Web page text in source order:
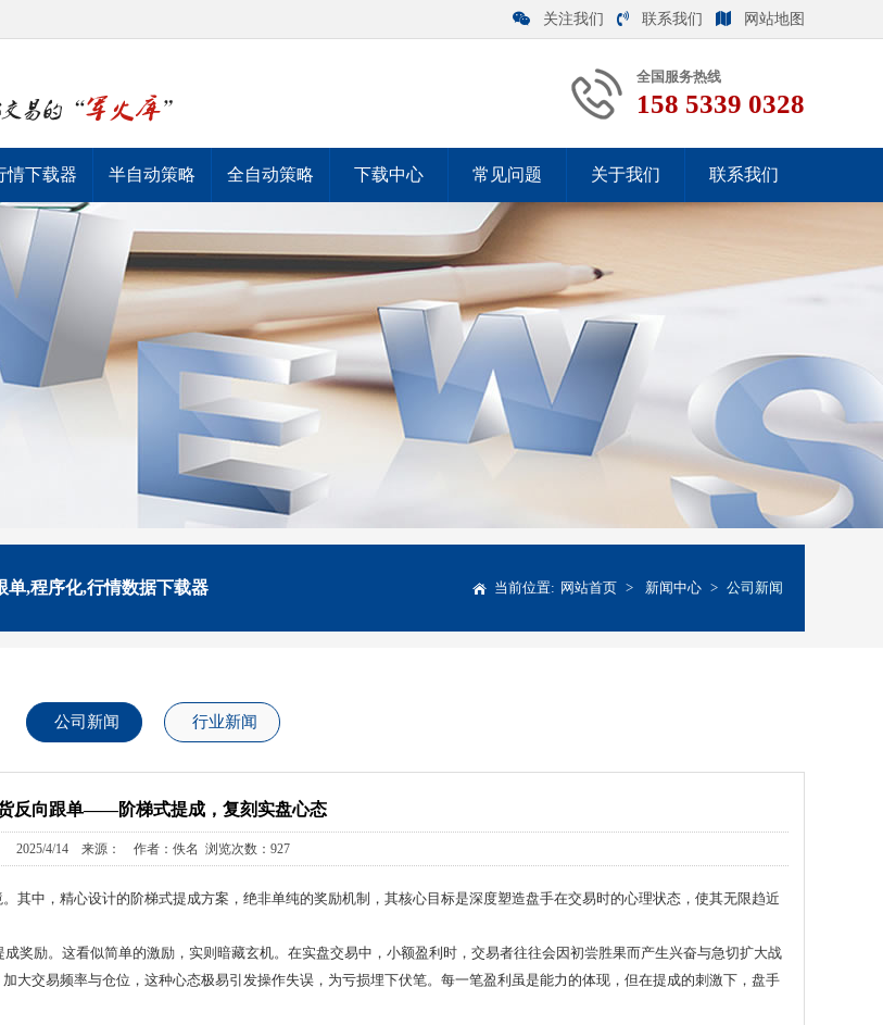
关注我们 联系我们 网站地图
全国服务热线
158 5339 0328
情下载器 半自动策略 全自动策略 下载中心 常见问题 关于我们 联系我们
单,程序化,行情数据下载器 当前位置: 网站首页 > 新闻中心 > 公司新闻
公司新闻 行业新闻
反向跟单——阶梯式提成，复刻实盘心态
2025/4/14 来源： 作者：佚名 浏览次数：927
其中，精心设计的阶梯式提成方案，绝非单纯的奖励机制，其核心目标是深度塑造盘手在交易时的心理状态，使其无限趋近
奖励。这看似简单的激励，实则暗藏玄机。在实盘交易中，小额盈利时，交易者往往会因初尝胜果而产生兴奋与急切扩大战
大交易频率与仓位，这种心态极易引发操作失误，为亏损埋下伏笔。每一笔盈利虽是能力的体现，但在提成的刺激下，盘手